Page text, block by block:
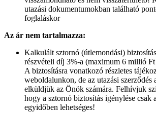
utazási dokumentumokban található
foglaláskor
Az ár nem tartalmazza:
Kalkulált sztornó (útlemondási)
részvételi díj 3%-a (maximum 6 millió Ft
A biztosításra vonatkozó részletes
weboldalunkon, de az utazási szerződés
elküldjük az Önök számára. Felhívjuk
hogy a sztornó biztosítás igénylése csak
egyidőben lehetséges!